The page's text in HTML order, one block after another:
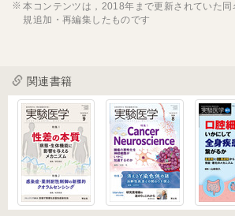
本コンテンツは，2018年まで更新されていた
規追加・再編集したものです
関連書籍